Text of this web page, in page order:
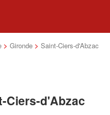
> Gironde > Saint-Ciers-d'Abzac
Ciers-d'Abzac